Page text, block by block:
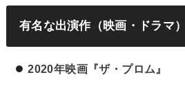
有名な出演作（映画・ドラマ）
2020年映画『ザ・プロム』